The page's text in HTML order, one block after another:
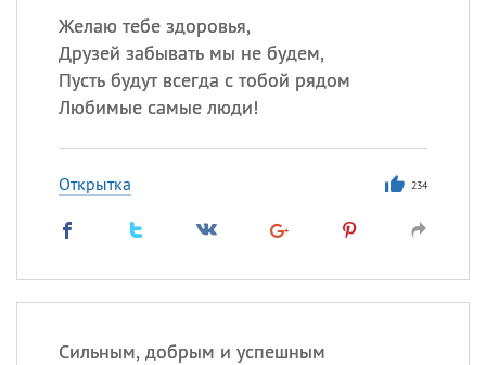
Желаю тебе здоровья,
Друзей забывать мы не будем,
Пусть будут всегда с тобой рядом
Любимые самые люди!
Открытка 234
Сильным, добрым и успешным